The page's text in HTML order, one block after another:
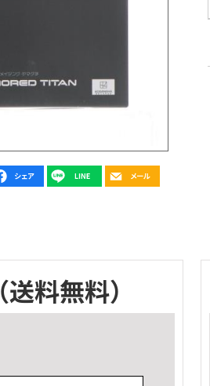
（送料無料）